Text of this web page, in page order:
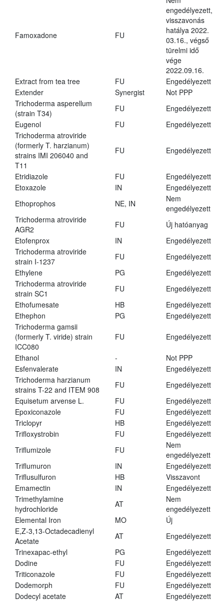
Famoxadone FU
engedélyezett,
visszavonás
hatálya 2022.
03.16., végső
türelmi idő
vége
2022.09.16.
Extract from tea tree
FU
Engedélyezett
Extender
Synergist
Not PPP
Trichoderma asperellum
(strain T34)
FU
Engedélyezett
Eugenol
FU
Engedélyezett
Trichoderma atroviride
(formerly T. harzianum)
strains IMI 206040 and
T11
FU Engedélyezett
Etridiazole FU
Engedélyezett
Etoxazole
IN
Engedélyezett
Ethoprophos
NE, IN
Nem
engedélyezett
Trichoderma atroviride
AGR2
FU
Új hatóanyag
Etofenprox
IN
Engedélyezett
Trichoderma atroviride
strain I-1237
FU
Engedélyezett
Ethylene
PG
Engedélyezett
Trichoderma atroviride
strain SC1
FU
Engedélyezett
Ethofumesate
HB
Engedélyezett
Ethephon
PG
Engedélyezett
Trichoderma gamsii
(formerly T. viride) strain
ICC080
FU Engedélyezett
Ethanol -
Not PPP
Esfenvalerate
IN
Engedélyezett
Trichoderma harzianum
strains T-22 and ITEM 908
FU
Engedélyezett
Equisetum arvense L.
FU
Engedélyezett
Epoxiconazole
FU
Engedélyezett
Triclopyr
HB
Engedélyezett
Trifloxystrobin
FU
Engedélyezett
Triflumizole
FU
Nem
engedélyezett
Triflumuron
IN
Engedélyezett
Triflusulfuron
HB
Visszavont
Emamectin
IN
Engedélyezett
Trimethylamine
hydrochloride
AT
Nem
engedélyezett
Elemental Iron
MO
Új
E,Z-3,13-Octadecadienyl
Acetate
AT
Engedélyezett
Trinexapac-ethyl
PG
Engedélyezett
Dodine
FU
Engedélyezett
Triticonazole
FU
Engedélyezett
Dodemorph
FU
Engedélyezett
Dodecyl acetate
AT Engedélyezett